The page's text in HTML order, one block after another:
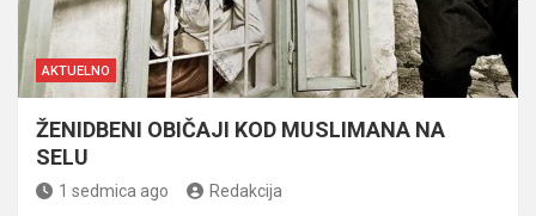
AKTUELNO
ŽENIDBENI OBIČAJI KOD MUSLIMANA NA
SELU
1 sedmica ago Redakcija